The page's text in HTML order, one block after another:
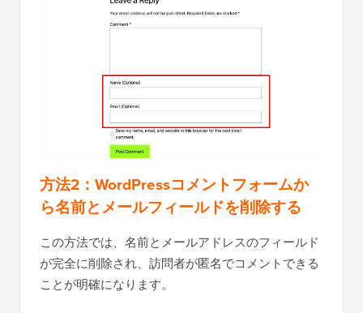
方法2：WordPressコメントフォームか
ら名前とメールフィールドを削除する
この方法では、名前とメールアドレスのフィールド
が完全に削除され、訪問者が匿名でコメントできる
ことが明確になります。